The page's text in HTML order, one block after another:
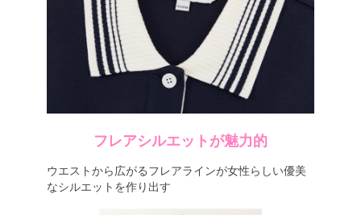
フレアシルエットが魅力的
ウエストから広がるフレアラインが女性らしい優美
なシルエットを作り出す